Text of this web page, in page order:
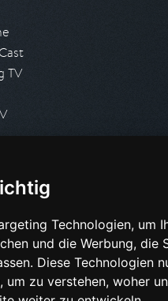
Technologien, um
und die Werbung, die
Diese Technologien
um zu verstehen, woher
TV
stellen
Fragen